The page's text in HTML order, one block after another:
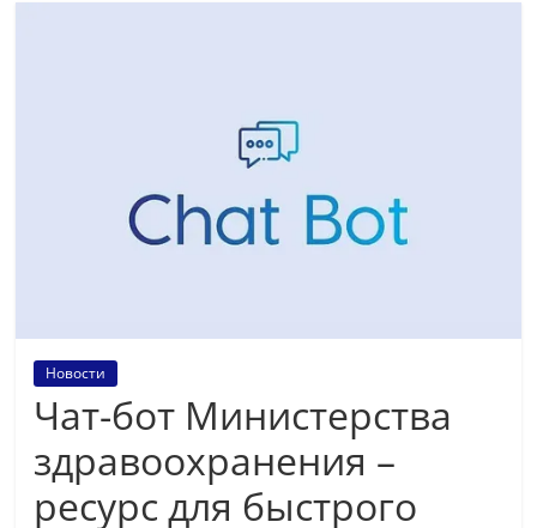
Новости
Чат-бот Министерства
здравоохранения –
ресурс для быстрого